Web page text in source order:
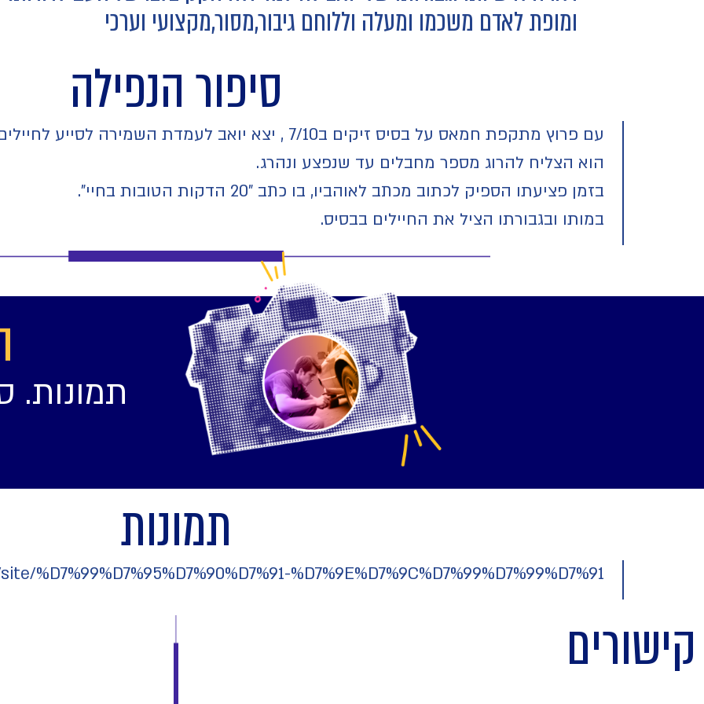
ומופת לאדם משכמו ומעלה וללוחם גיבור,מסור,מקצועי וערכי
סיפור הנפילה
עם פרוץ מתקפת חמאס על בסיס זיקים ב7/10 , יצא יואב לעמדת השמירה לסייע לחיילים בהדיפת המחבלים.
הוא הצליח להרוג מספר מחבלים עד שנפצע ונהרג.
בזמן פציעתו הספיק לכתוב מכתב לאוהביו, בו כתב "20 הדקות הטובות בחיי".
במותו ובגבורתו הציל את החיילים בבסיס.
תמונות.
תמונות
%D7%9E%D7%9C%D7%99%D7%99%D7%91
קישורים